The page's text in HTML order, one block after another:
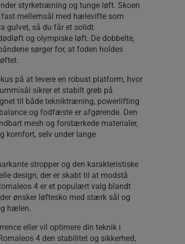
styrketræning og tunge løft. Skoen
fast mellemsål med hælevifte som
gulvet, så du får et solidt
og olympiske løft. De dobbelte,
sørger for, at foden holdes
på at levere en robust platform, hvor
sikrer et stabilt greb på
til både tekniktræning, powerlifting
og fodfæste er afgørende. Den
mesh og forstærkede materialer,
komfort, selv under lange
stropper og den karakteristiske
design, der er skabt til at modstå
4 er et populært valg blandt
ønsker løftesko med stærk sål og
hælen.
eller vil optimere din teknik i
4 den stabilitet og sikkerhed,